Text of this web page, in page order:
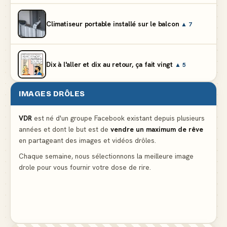
Climatiseur portable installé sur le balcon ▲ 7
Dix à l'aller et dix au retour, ça fait vingt ▲ 5
Et vous prétendez que la lumière du frigo s'éteint
Lidl propose un climatiseur avec gants de boxe et
protège-dent offerts
IMAGES DRÔLES
VDR est né d'un groupe Facebook existant depuis plusieurs
années et dont le but est de vendre un maximum de rêve
en partageant des images et vidéos drôles.
Chaque semaine, nous sélectionnons la meilleure image
drole pour vous fournir votre dose de rire.